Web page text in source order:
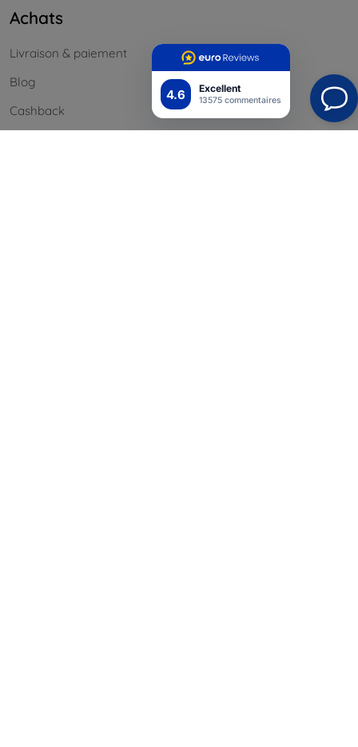
4.6 Excellent
13575 commentaires
Achats
Livraison & paiement
Blog
Cashback